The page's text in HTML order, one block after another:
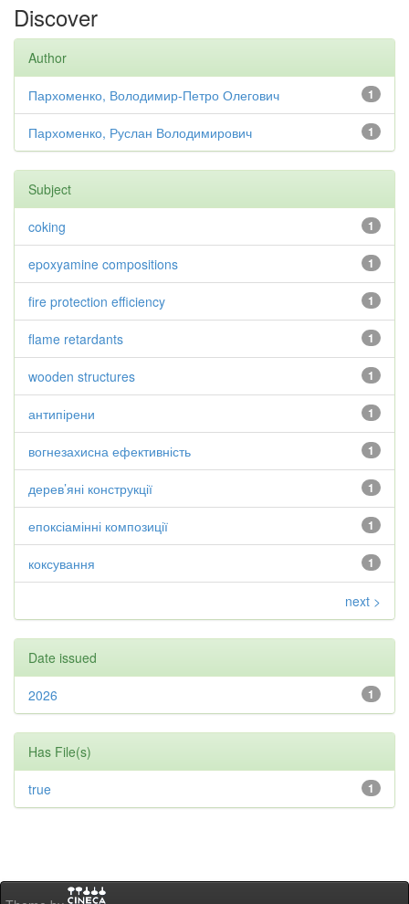
Discover
Author
1
Пархоменко, Володимир-Петро Олегович
1
Пархоменко, Руслан Володимирович
Subject
1
coking
1
epoxyamine compositions
1
fire protection efficiency
1
flame retardants
1
wooden structures
1
антипірени
1
вогнезахисна ефективність
1
дерев’яні конструкції
1
епоксіамінні композиції
1
коксування
next >
Date issued
1
2026
Has File(s)
1
true